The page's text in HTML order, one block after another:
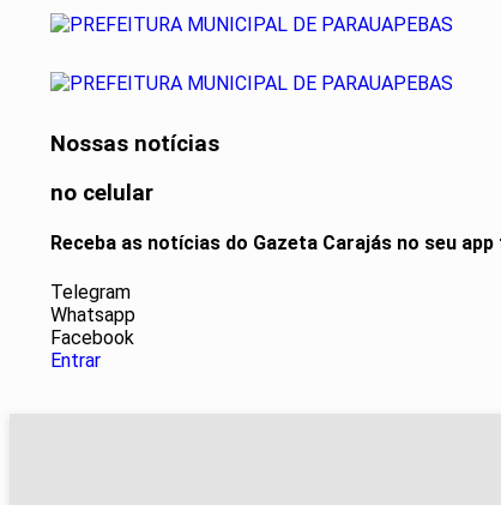
Nossas notícias
no celular
Receba as notícias do Gazeta Carajás no seu
Telegram
Whatsapp
Facebook
Entrar